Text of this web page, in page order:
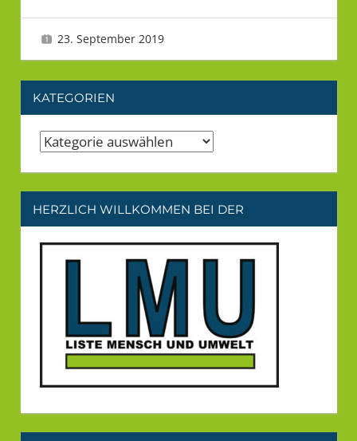
23. September 2019
KATEGORIEN
Kategorien
HERZLICH WILLKOMMEN BEI DER